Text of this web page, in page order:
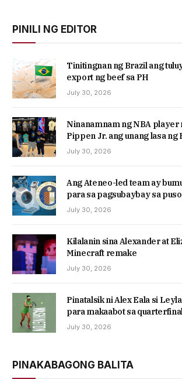
PINILI NG EDITOR
Tinitingnan ng Brazil ang
export ng beef sa PH
July 30, 2026
Ninanamnam ng NBA player
Pippen Jr. ang unang lasa ng
July 30, 2026
Ang Ateneo-led team ay
para sa pagsubaybay sa puso
July 30, 2026
Kilalanin sina Alexander at
Minecraft remake
July 30, 2026
Pinatalsik ni Alex Eala si
para makaabot sa
July 30, 2026
PINAKABAGONG BALITA